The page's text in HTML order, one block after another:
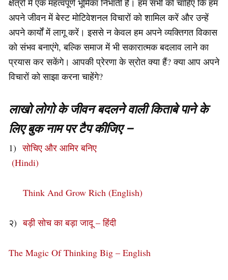
अपने जीवन में बेस्ट मोटिवेशनल विचारों को शामिल करें और उन्हें
अपने कार्यों में लागू करें। इससे न केवल हम अपने व्यक्तिगत विकास
को संभव बनाएंगे, बल्कि समाज में भी सकारात्मक बदलाव लाने का
प्रयास कर सकेंगे। आपकी प्रेरणा के स्रोत क्या हैं? क्या आप अपने
विचारों को साझा करना चाहेंगे?
लाखो लोगो के जीवन बदलने वाली किताबे पाने के
लिए बुक नाम पर टैप कीजिए –
1)सोचिए और आमिर बनिए
(Hindi)
Think And Grow Rich (English)
२)बड़ी सोच का बड़ा जादू – हिंदी
The Magic Of Thinking Big – English